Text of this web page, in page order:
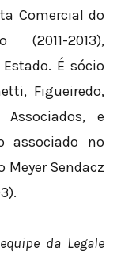
Comercial do
2013),
É sócio
Figueiredo,
Associados, e
associado no
Meyer Sendacz
da Legale